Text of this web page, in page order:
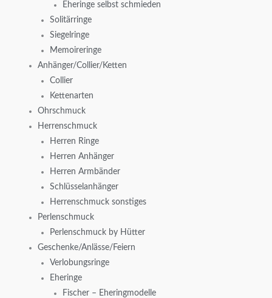
Eheringe selbst schmieden
Solitärringe
Siegelringe
Memoireringe
Anhänger/Collier/Ketten
Collier
Kettenarten
Ohrschmuck
Herrenschmuck
Herren Ringe
Herren Anhänger
Herren Armbänder
Schlüsselanhänger
Herrenschmuck sonstiges
Perlenschmuck
Perlenschmuck by Hütter
Geschenke/Anlässe/Feiern
Verlobungsringe
Eheringe
Fischer – Eheringmodelle